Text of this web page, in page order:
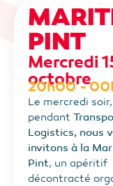
PINT
Mercredi
octobre
20h00 -
Le mercredi soir,
pendant
Logistics, nous
invitons à la
Pint, un apéritif
décontracté